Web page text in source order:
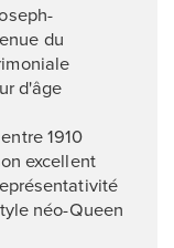
du
d'âge
1910
excellent
néo-Queen